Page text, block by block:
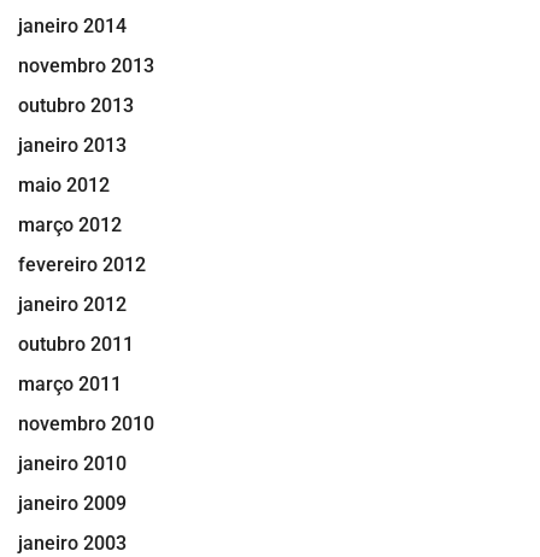
janeiro 2014
novembro 2013
outubro 2013
janeiro 2013
maio 2012
março 2012
fevereiro 2012
janeiro 2012
outubro 2011
março 2011
novembro 2010
janeiro 2010
janeiro 2009
janeiro 2003